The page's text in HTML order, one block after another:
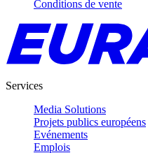
Conditions de vente
Services
Media Solutions
Projets publics européens
Evénements
Emplois